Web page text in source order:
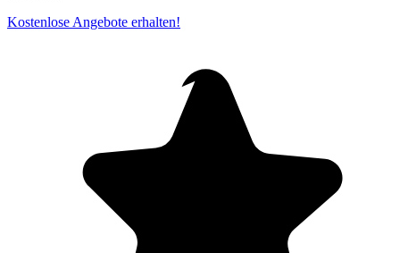
Kostenlose Angebote erhalten!